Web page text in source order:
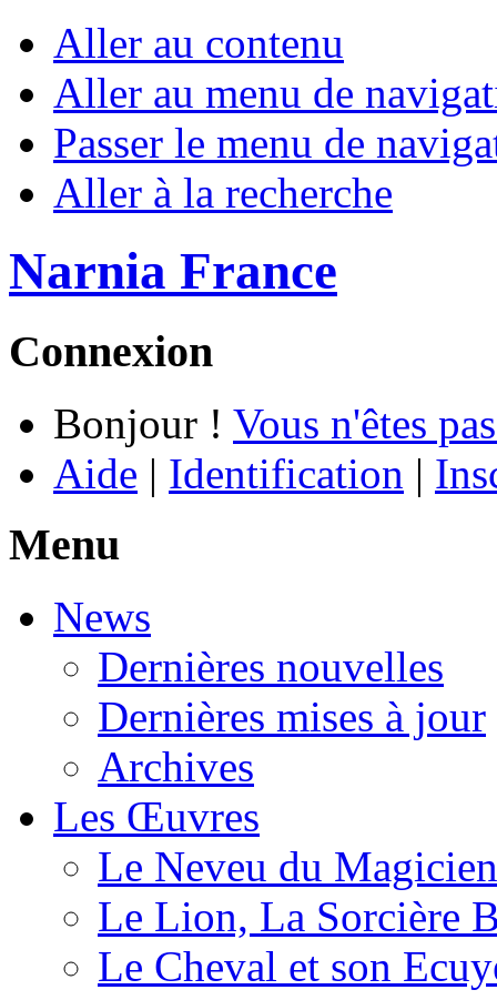
Aller au contenu
Aller au menu de
Passer le menu de
Aller à la recherche
Narnia France
Connexion
Bonjour ! Vous n'êtes
Aide | Identification |
Menu
News
Dernières nouvelles
Dernières mises à jour
Archives
Les Œuvres
Le Neveu du Magicien
Le Lion, La Sorcière
Le Cheval et son